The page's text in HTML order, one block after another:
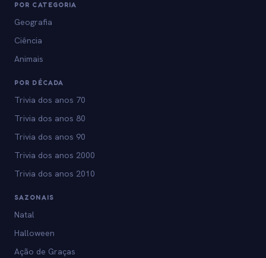
POR CATEGORIA
Geografia
Ciência
Animais
POR DÉCADA
Trivia dos anos 70
Trivia dos anos 80
Trivia dos anos 90
Trivia dos anos 2000
Trivia dos anos 2010
SAZONAIS
Natal
Halloween
Ação de Graças